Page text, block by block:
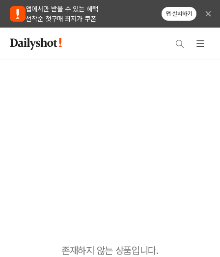
앱에서만 받을 수 있는 혜택
선착순 첫구매 최저가 쿠폰
앱 설치하기
존재하지 않는 상품입니다.